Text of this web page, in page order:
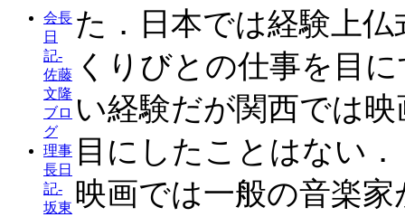
会長
日
記-
佐藤
文隆
ブロ
グ
理事
長日
記-
坂東
た．日本では経験上
くりびとの仕事を目
い経験だが関西では
目にしたことはない．
映画では一般の音楽